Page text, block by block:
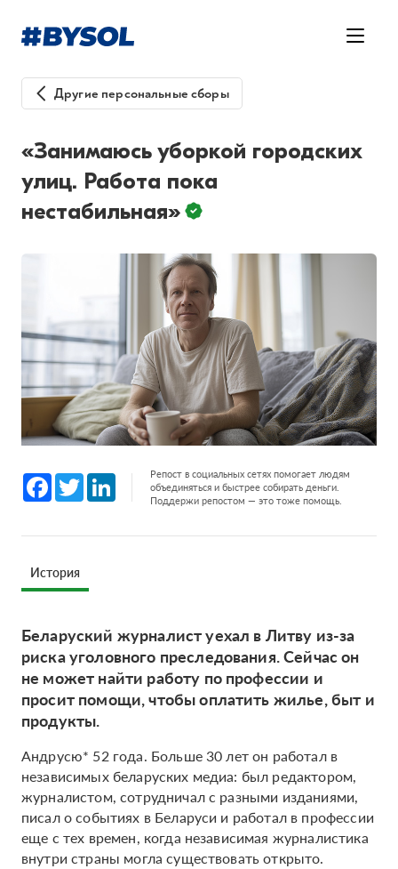
Другие персональные сборы
«Занимаюсь уборкой городских
улиц. Работа пока
нестабильная»
Facebook
Twitter LinkedInРепост в социальных сетях помогает людям
объединяться и быстрее собирать деньги.
Поддержи репостом — это тоже помощь.
История
Беларуский журналист уехал в Литву из-за
риска уголовного преследования. Сейчас он
не может найти работу по профессии и
просит помощи, чтобы оплатить жилье, быт и
продукты.
Андрусю* 52 года. Больше 30 лет он работал в
независимых беларуских медиа: был редактором,
журналистом, сотрудничал с разными изданиями,
писал о событиях в Беларуси и работал в профессии
еще с тех времен, когда независимая журналистика
внутри страны могла существовать открыто.